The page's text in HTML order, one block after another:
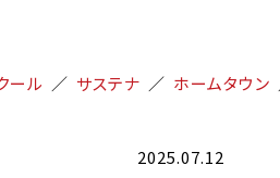
ール サステナ ホームタウン
2025.07.12